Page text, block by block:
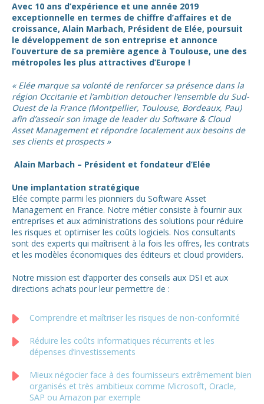
Avec 10 ans d’expérience et une année 2019
exceptionnelle en termes de chiffre d’affaires et de
croissance, Alain Marbach, Président de Elée, poursuit
le développement de son entreprise et annonce
l’ouverture de sa première agence à Toulouse, une des
métropoles les plus attractives d’Europe !
« Elée marque sa volonté de renforcer sa présence dans la
région Occitanie et l’ambition detoucher l’ensemble du Sud-
Ouest de la France (Montpellier, Toulouse, Bordeaux, Pau)
afin d’asseoir son image de leader du Software & Cloud
Asset Management et répondre localement aux besoins de
ses clients et prospects »
Alain Marbach – Président et fondateur d’Elée
Une implantation stratégique
Elée compte parmi les pionniers du Software Asset
Management en France. Notre métier consiste à fournir aux
entreprises et aux administrations des solutions pour réduire
les risques et optimiser les coûts logiciels. Nos consultants
sont des experts qui maîtrisent à la fois les offres, les contrats
et les modèles économiques des éditeurs et cloud providers.
Notre mission est d’apporter des conseils aux DSI et aux
directions achats pour leur permettre de :
Comprendre et maîtriser les risques de non-conformité
Réduire les coûts informatiques récurrents et les
dépenses d’investissements
Mieux négocier face à des fournisseurs extrêmement bien
organisés et très ambitieux comme Microsoft, Oracle,
SAP ou Amazon par exemple